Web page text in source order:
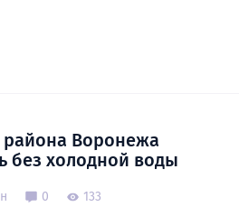
района Воронежа
без холодной воды
0 133